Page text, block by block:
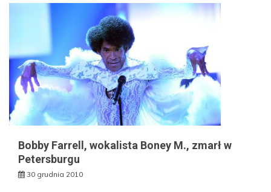
Bobby Farrell, wokalista Boney M., zmarł w
Petersburgu
30 grudnia 2010